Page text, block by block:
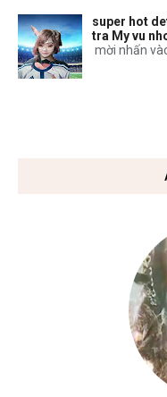
super hot
tra My vu
mời nhấn